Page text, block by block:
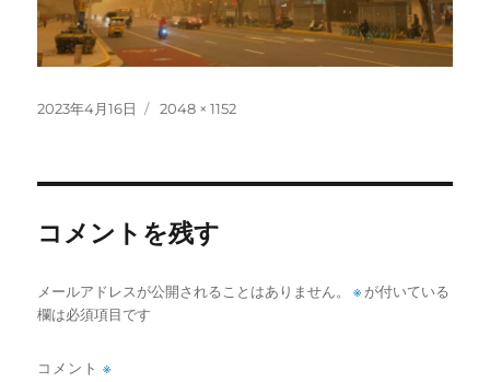
投
2023年4月16日
フ
2048 × 1152
コメントを残す
メールアドレスが公開されることはありません。 ※ が付いている
欄は必須項目です
コメント※